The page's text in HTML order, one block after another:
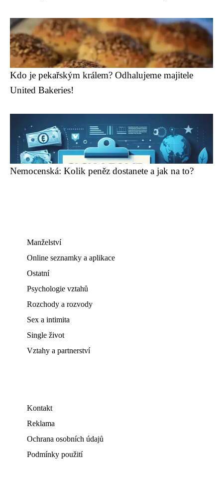
Kdo je pekařským králem? Odhalujeme majitele
United Bakeries!
Nemocenská: Kolik peněz dostanete a jak na to?
Manželství
Online seznamky a aplikace
Ostatní
Psychologie vztahů
Rozchody a rozvody
Sex a intimita
Single život
Vztahy a partnerství
Kontakt
Reklama
Ochrana osobních údajů
Podmínky použití